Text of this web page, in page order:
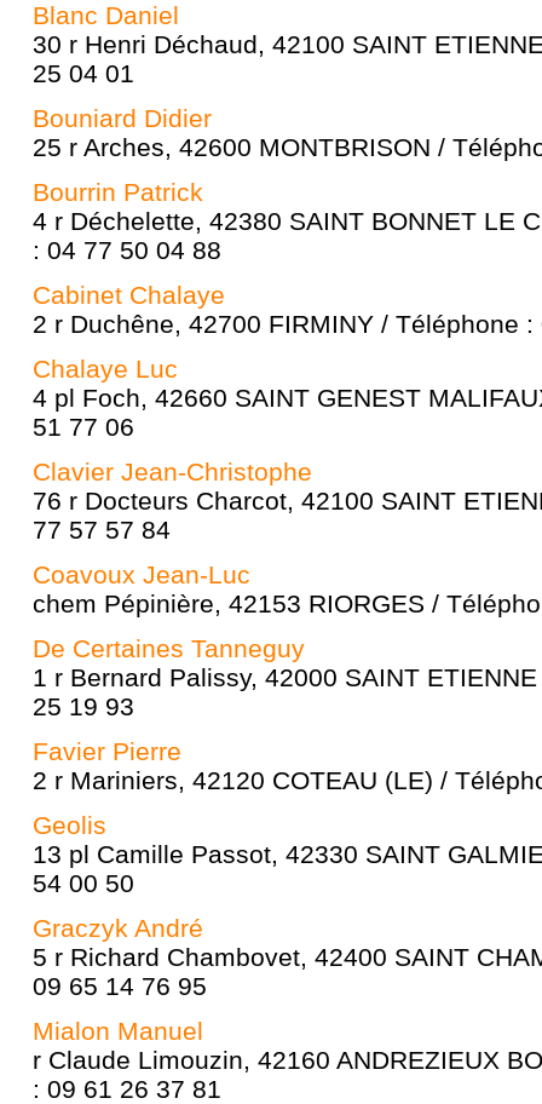
Blanc Daniel
30 r Henri Déchaud, 42100 SAINT
25 04 01
Bouniard Didier
25 r Arches, 42600 MONTBRISON /
Bourrin Patrick
4 r Déchelette, 42380 SAINT BONNET LE
: 04 77 50 04 88
Cabinet Chalaye
2 r Duchêne, 42700 FIRMINY / Téléphone
Chalaye Luc
4 pl Foch, 42660 SAINT GENEST
51 77 06
Clavier Jean-Christophe
76 r Docteurs Charcot, 42100 SAINT
77 57 57 84
Coavoux Jean-Luc
chem Pépinière, 42153 RIORGES /
De Certaines Tanneguy
1 r Bernard Palissy, 42000 SAINT
25 19 93
Favier Pierre
2 r Mariniers, 42120 COTEAU (LE) /
Geolis
13 pl Camille Passot, 42330 SAINT
54 00 50
Graczyk André
5 r Richard Chambovet, 42400 SAINT
09 65 14 76 95
Mialon Manuel
r Claude Limouzin, 42160 ANDREZIEUX
: 09 61 26 37 81